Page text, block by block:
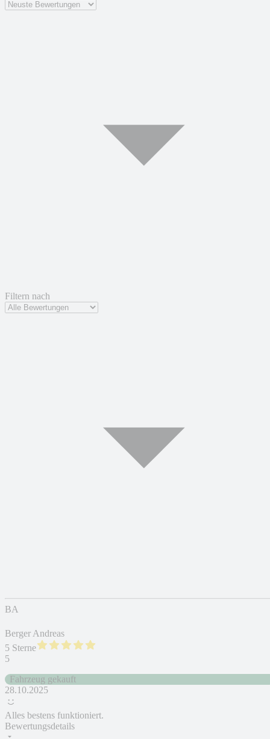
Filtern nach
BA
Berger Andreas
5 Sterne
5
Fahrzeug gekauft
28.10.2025
Alles bestens funktioniert.
Bewertungsdetails